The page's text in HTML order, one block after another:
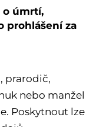
o úmrtí,
prohlášení za
prarodič,
nebo manžel
Poskytnout lze